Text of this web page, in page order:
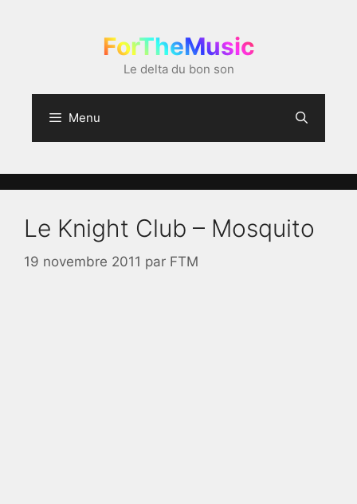
ForTheMusic
Le delta du bon son
Menu
Le Knight Club – Mosquito
19 novembre 2011 par FTM